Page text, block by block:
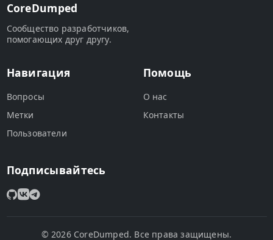
CoreDumped
Сообщество разработчиков,
помогающих друг другу.
Навигация
Вопросы
Метки
Пользователи
Помощь
О нас
Контакты
Подписывайтесь
© 2026 CoreDumped. Все права защищены.